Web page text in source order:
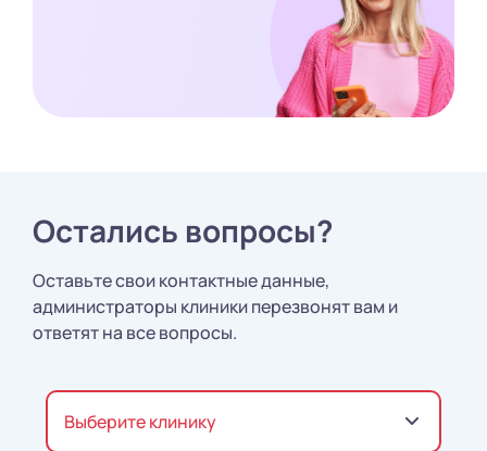
Остались вопросы?
Оставьте свои контактные данные,
администраторы клиники перезвонят вам и
ответят на все вопросы.
Выберите клинику